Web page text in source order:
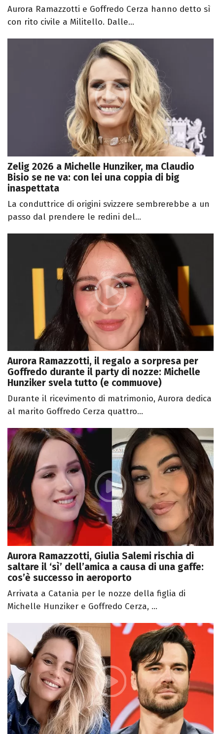
Aurora Ramazzotti e Goffredo Cerza hanno detto sì
con rito civile a Militello. Dalle...
Zelig 2026 a Michelle Hunziker, ma Claudio
Bisio se ne va: con lei una coppia di big
inaspettata
La conduttrice di origini svizzere sembrerebbe a un
passo dal prendere le redini del...
Aurora Ramazzotti, il regalo a sorpresa per
Goffredo durante il party di nozze: Michelle
Hunziker svela tutto (e commuove)
Durante il ricevimento di matrimonio, Aurora dedica
al marito Goffredo Cerza quattro...
Aurora Ramazzotti, Giulia Salemi rischia di
saltare il ‘sì’ dell’amica a causa di una gaffe:
cos’è successo in aeroporto
Arrivata a Catania per le nozze della figlia di
Michelle Hunziker e Goffredo Cerza, ...